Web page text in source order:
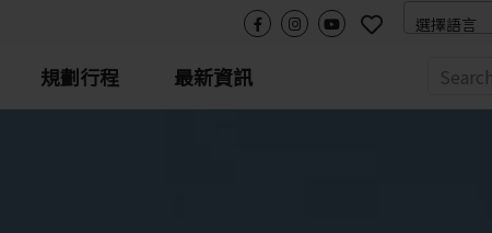
規劃行程 最新資訊